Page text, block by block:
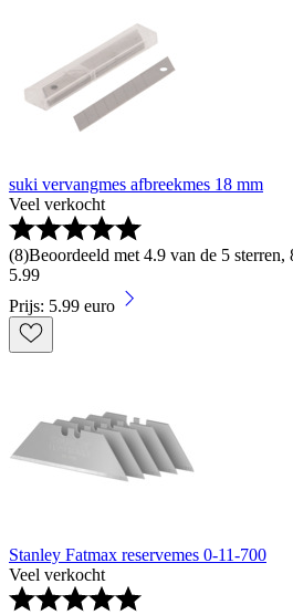
suki vervangmes afbreekmes 18 mm
Veel verkocht
(8)Beoordeeld met 4.9 van de 5 sterren,
5.99
Prijs: 5.99 euro
Stanley Fatmax reservemes 0-11-700
Veel verkocht